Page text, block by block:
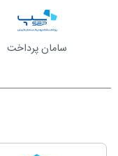
سامان پرداخت